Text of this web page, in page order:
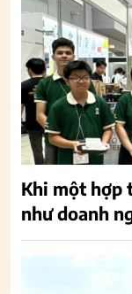
Khi một hợp
như doanh